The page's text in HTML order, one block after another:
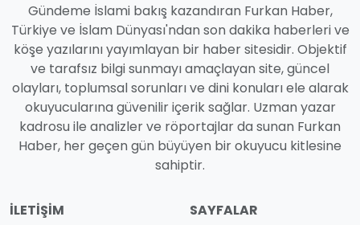
Gündeme İslami bakış kazandıran Furkan Haber,
Türkiye ve İslam Dünyası'ndan son dakika haberleri ve
köşe yazılarını yayımlayan bir haber sitesidir. Objektif
ve tarafsız bilgi sunmayı amaçlayan site, güncel
olayları, toplumsal sorunları ve dini konuları ele alarak
okuyucularına güvenilir içerik sağlar. Uzman yazar
kadrosu ile analizler ve röportajlar da sunan Furkan
Haber, her geçen gün büyüyen bir okuyucu kitlesine
sahiptir.
İLETIŞIM
SAYFALAR